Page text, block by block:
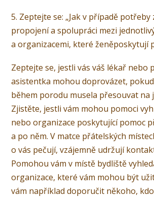
5. Zeptejte se: „Jak v případě
propojení a spolupráci mezi
a organizacemi, které ženěposkytují
Zeptejte se, jestli vás váš lékař nebo
asistentka mohou doprovázet,
během porodu musela přesouvat na
Zjistěte, jestli vám mohou pomoci
nebo organizace poskytující pomoc
a po něm. V matce přátelských
o vás pečují, vzájemně udržují
Pomohou vám v místě bydliště
organizace, které vám mohou být
vám například doporučit někoho,